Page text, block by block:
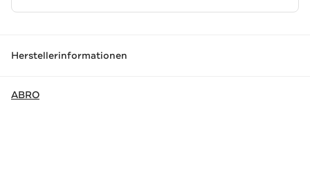
Herstellerinformationen
ABRO